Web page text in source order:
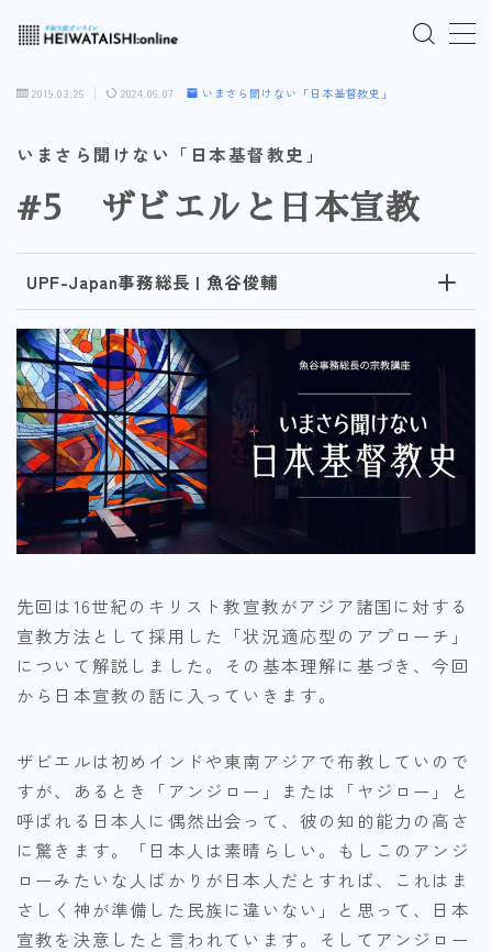
ご入会はこちら
ログインはこちら
「HEIWATAISHI:online」について
プライバシーポリシー
よくあるご質問
お問い合わせ
2019.03.26 2024.06.07 いまさら聞けない「日本基督教史」
いまさら聞けない「日本基督教史」
#5 ザビエルと日本宣教
UPF-Japan事務総長 | 魚谷俊輔
先回は16世紀のキリスト教宣教がアジア諸国に対する
宣教方法として採用した「状況適応型のアプローチ」
について解説しました。その基本理解に基づき、今回
から日本宣教の話に入っていきます。
ザビエルは初めインドや東南アジアで布教していので
すが、あるとき「アンジロー」または「ヤジロー」と
呼ばれる日本人に偶然出会って、彼の知的能力の高さ
に驚きます。「日本人は素晴らしい。もしこのアンジ
ローみたいな人ばかりが日本人だとすれば、これはま
さしく神が準備した民族に違いない」と思って、日本
宣教を決意したと言われています。そしてアンジロー